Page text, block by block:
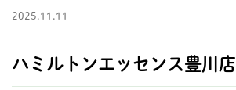
2025.11.11
ハミルトンエッセンス豊川店